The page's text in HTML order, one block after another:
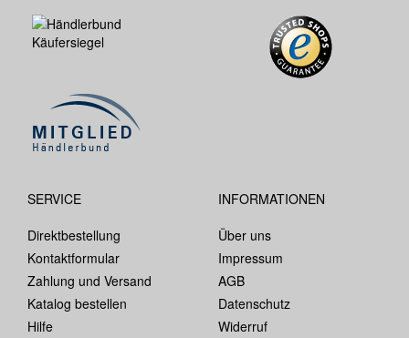
SERVICE
Direktbestellung
Kontaktformular
Zahlung und Versand
Katalog bestellen
Hilfe
INFORMATIONEN
Über uns
Impressum
AGB
Datenschutz
Widerruf